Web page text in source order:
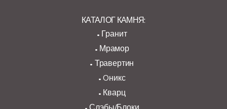
КАТАЛОГ КАМНЯ:
Гранит
Мрамор
Травертин
Oникс
Кварц
Слэбы/Блоки